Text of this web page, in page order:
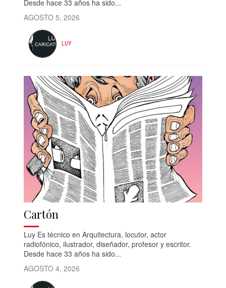
Desde hace 33 años ha sido...
AGOSTO 5, 2026
LUY
Cartón
Luy Es técnico en Arquitectura, locutor, actor
radiofónico, ilustrador, diseñador, profesor y escritor.
Desde hace 33 años ha sido...
AGOSTO 4, 2026